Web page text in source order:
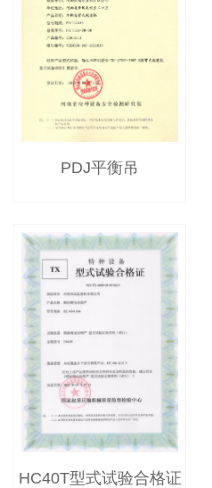
PDJ平衡吊
HC40T型式试验合格证